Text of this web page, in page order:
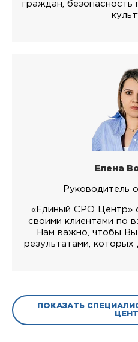
граждан, безопасность
Елена
Руководитель
«Единый СРО Центр»
своими клиентами по
Нам важно, чтобы
результатами, которых
ПОКАЗАТЬ